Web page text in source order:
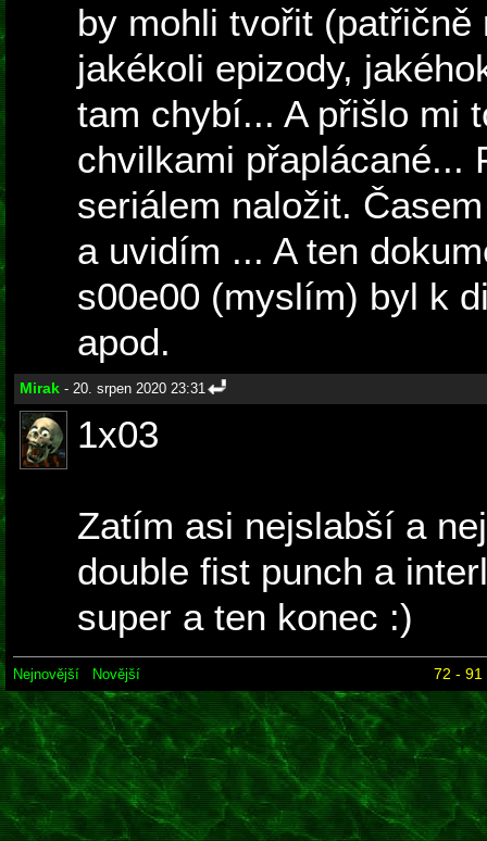
by mohli tvořit
jakékoli epizody,
tam chybí... A přišlo mi
chvilkami přaplácané...
seriálem naložit.
a uvidím ... A ten
s00e00 (myslím) byl k
apod.
Mirak - 20. srpen 2020 23:31
1x03
Zatím asi nejslabší a
double fist punch a
super a ten konec :)
Nejnovější Novější 72 - 91